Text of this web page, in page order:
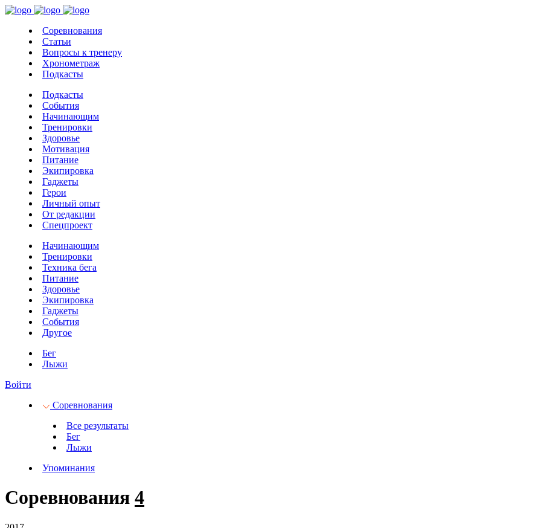
Соревнования
Статьи
Вопросы к тренеру
Хронометраж
Подкасты
Подкасты
События
Начинающим
Тренировки
Здоровье
Мотивация
Питание
Экипировка
Гаджеты
Герои
Личный опыт
От редакции
Спецпроект
Начинающим
Тренировки
Техника бега
Питание
Здоровье
Экипировка
Гаджеты
События
Другое
Бег
Лыжи
Войти
Соревнования
Все результаты
Бег
Лыжи
Упоминания
Соревнования 4